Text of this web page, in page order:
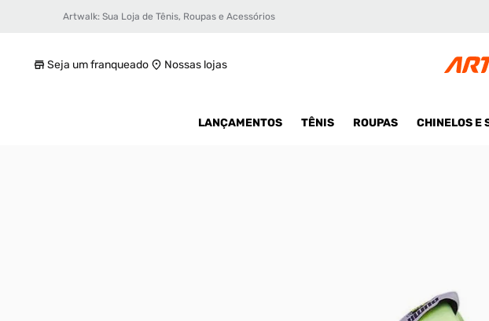
Artwalk: Sua Loja de Tênis, Roupas e Acessórios
Seja um franqueado Nossas lojas
LANÇAMENTOS TÊNIS ROUPAS CHINELOS E
Tênis Puma Rs-X Skeletor Masculino